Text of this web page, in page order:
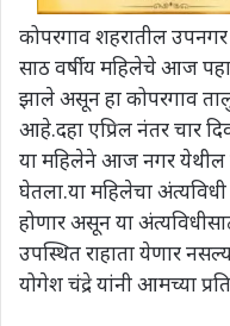
कोपरगाव शहरातील उपनगर
साठ वर्षीय महिलेचे आज
झाले असून हा कोपरगाव
आहे.दहा एप्रिल नंतर चार
या महिलेने आज नगर येथील
घेतला.या महिलेचा
होणार असून या
उपस्थित राहाता येणार
योगेश चंद्रे यांनी आमच्या